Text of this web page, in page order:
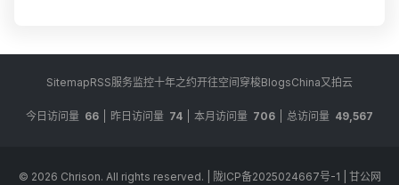
SitemapRSS服务监控十年之约开往空间穿梭BlogsChina又拍云
今日访问量 66 昨日访问量 74 本月访问量 706 总访问量 49,567
© 2026 Chrison. All rights reserved. 陇ICP备2025024667号-1 甘公网